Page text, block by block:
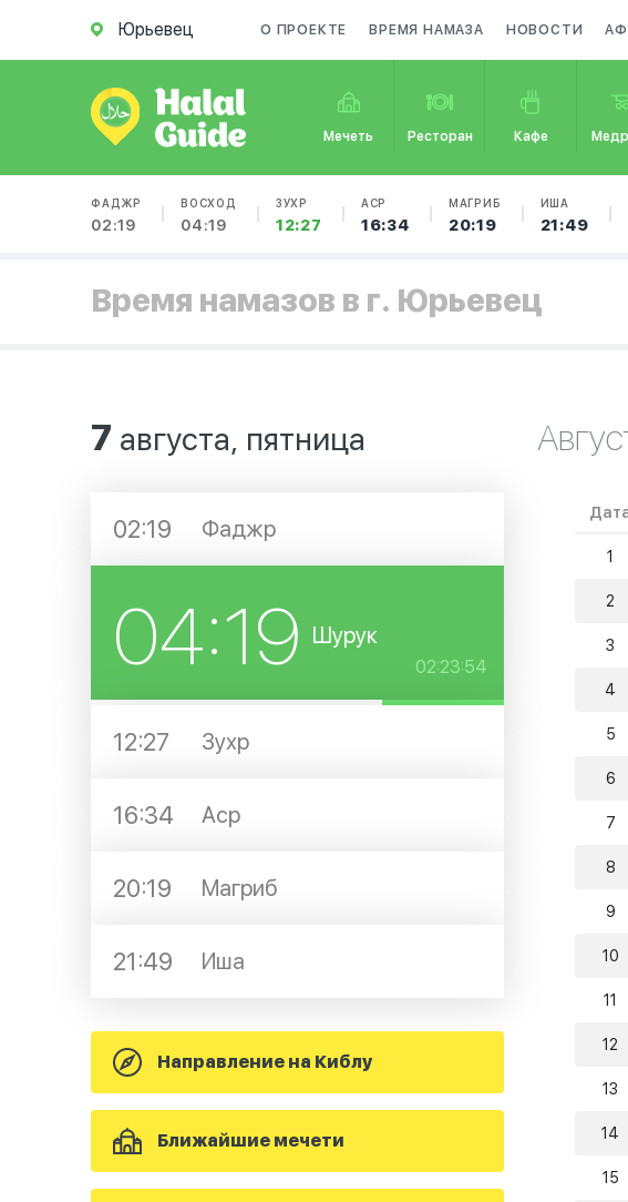
Юрьевец О ПРОЕКТЕ ВРЕМЯ НАМАЗА НОВОСТИ
Мечеть Ресторан Кафе
ФАДЖР
02:19
ВОСХОД
04:19
ЗУХР
12:27
АСР
16:34
МАГРИБ
20:19
ИША
21:49
Время намазов в г. Юрьевец
7 августа, пятница
02:19 Фаджр
04:19 Шурук
02:23:54
12:27 Зухр
16:34 Аср
20:19 Магриб
21:49 Иша
Направление на Киблу
Ближайшие мечети
1
2
3
4
5
6
7
8
9
10
11
12
13
14
15